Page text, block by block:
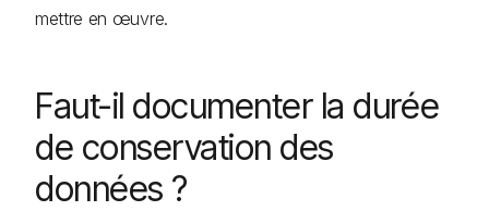
mettre en œuvre.
Faut-il documenter la durée
de conservation des
données ?